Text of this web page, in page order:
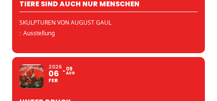
TIERE SIND AUCH NUR MENSCHEN
SKULPTUREN VON AUGUST GAUL
: Ausstellung
2026
06
FEB
09
AUG